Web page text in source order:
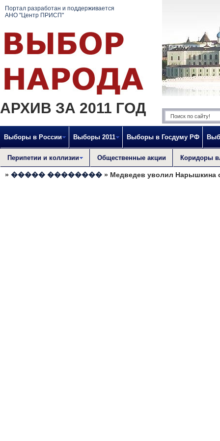
Портал разработан и поддерживается
АНО "Центр ПРИСП"
АРХИВ ЗА 2011 ГОД
Выборы в России Выборы 2011 Выборы в Госдуму РФ
Перипетии и коллизии Общественные акции Коридоры
» ����� �������� » Медведев уволил Нарышкина